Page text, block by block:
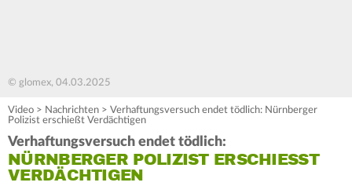
© glomex, 04.03.2025
Video > Nachrichten > Verhaftungsversuch endet tödlich: Nürnberger
Polizist erschießt Verdächtigen
Verhaftungsversuch endet tödlich:
NÜRNBERGER POLIZIST ERSCHIESST V
ERDÄCHTIGEN